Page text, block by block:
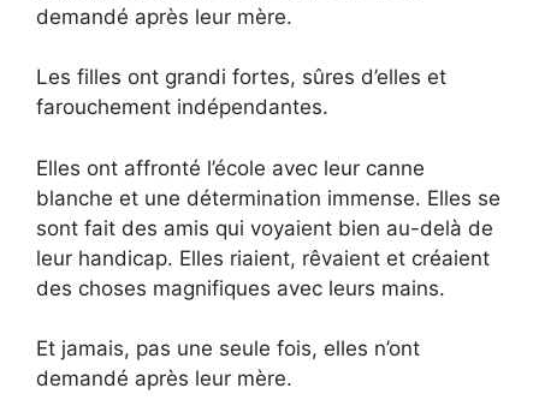
demandé après leur mère.
Les filles ont grandi fortes, sûres d’elles et
farouchement indépendantes.
Elles ont affronté l’école avec leur canne
blanche et une détermination immense. Elles se
sont fait des amis qui voyaient bien au-delà de
leur handicap. Elles riaient, rêvaient et créaient
des choses magnifiques avec leurs mains.
Et jamais, pas une seule fois, elles n’ont
demandé après leur mère.